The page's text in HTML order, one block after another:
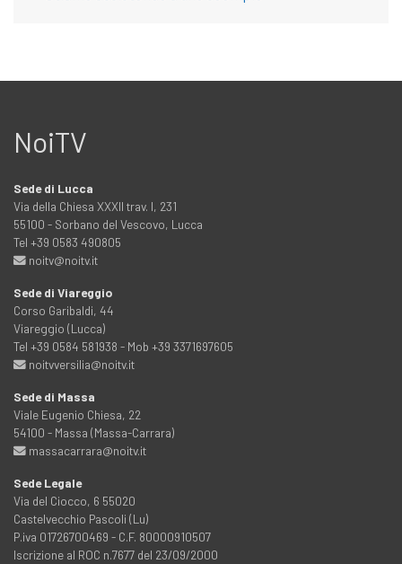
NoiTV
Sede di Lucca
Via della Chiesa XXXII trav. I, 231
55100 - Sorbano del Vescovo, Lucca
Tel +39 0583 490805
noitv@noitv.it
Sede di Viareggio
Corso Garibaldi, 44
Viareggio (Lucca)
Tel +39 0584 581938 - Mob +39 3371697605
noitvversilia@noitv.it
Sede di Massa
Viale Eugenio Chiesa, 22
54100 - Massa (Massa-Carrara)
massacarrara@noitv.it
Sede Legale
Via del Ciocco, 6 55020
Castelvecchio Pascoli (Lu)
P.iva 01726700469 - C.F. 80000910507
Iscrizione al ROC n.7677 del 23/09/2000